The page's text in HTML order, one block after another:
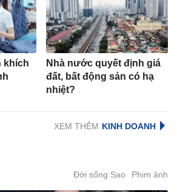
khích
Nhà nước quyết định giá
đất, bất động sản có hạ
nhiệt?
XEM THÊM
Đời sống Sao Phim ảnh